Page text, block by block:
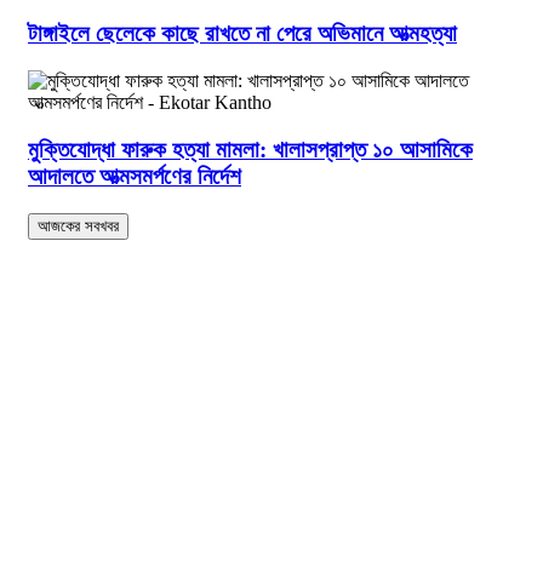
টাঙ্গাইলে ছেলেকে কাছে রাখতে না পেরে অভিমানে আত্মহত্যা
মুক্তিযোদ্ধা ফারুক হত্যা মামলা: খালাসপ্রাপ্ত ১০ আসামিকে
আদালতে আত্মসমর্পণের নির্দেশ